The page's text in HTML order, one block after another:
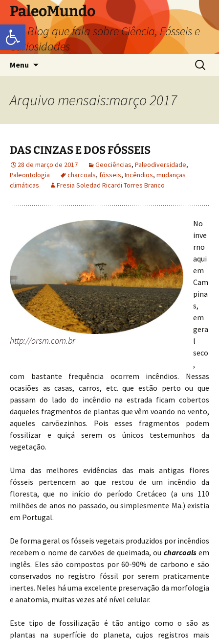
Abrir a barra de ferramentas
PaleoMundo
um Blog que fala sobre Ciência, Fósseis e
Curiosidades
Menu
Arquivo mensais:março 2017
DAS CINZAS E DOS FÓSSEIS
28 de março de 2017 Geociências, Paleodiversidade,
Paleontologia
charcoals, fósseis, Incêndios, mudanças
climáticas
Fresia Soledad Ricardi Torres Branco
http://orsm.com.br
No
inve
rno
aqui
em
Cam
pina
s,
em
gera
l
seco
,
com bastante frequência ocorrem incêndios. Nessas
ocasiões as casas, carros, etc. que estão perto ou que
passam do lado do incêndio na estrada ficam cobertos
daqueles fragmentos de plantas que vêm voando no vento,
aqueles carvõezinhos. Pois esses fragmentos podem
fossilizar e quiçá serem os únicos testemunhos da
vegetação.
Uma das melhores evidências das mais antigas flores
fósseis pertencem ao que restou de um incêndio da
floresta, que no início do período Cretáceo (a uns 110
milhões de anos no passado, ou simplesmente Ma.) existia
em Portugal.
De forma geral os fósseis vegetais produzidos por incêndios
recebem o nome de carvões de queimada, ou charcoalsem
inglês. Eles são compostos por 60-90% de carbono e são
conservados no registro fóssil por serem praticamente
inertes. Neles há uma excelente preservação da morfologia
e anatomia, muitas vezes até nível celular.
Este tipo de fossilização é tão antigo como o são as
plantas na superfície do planeta, cujos registros mais